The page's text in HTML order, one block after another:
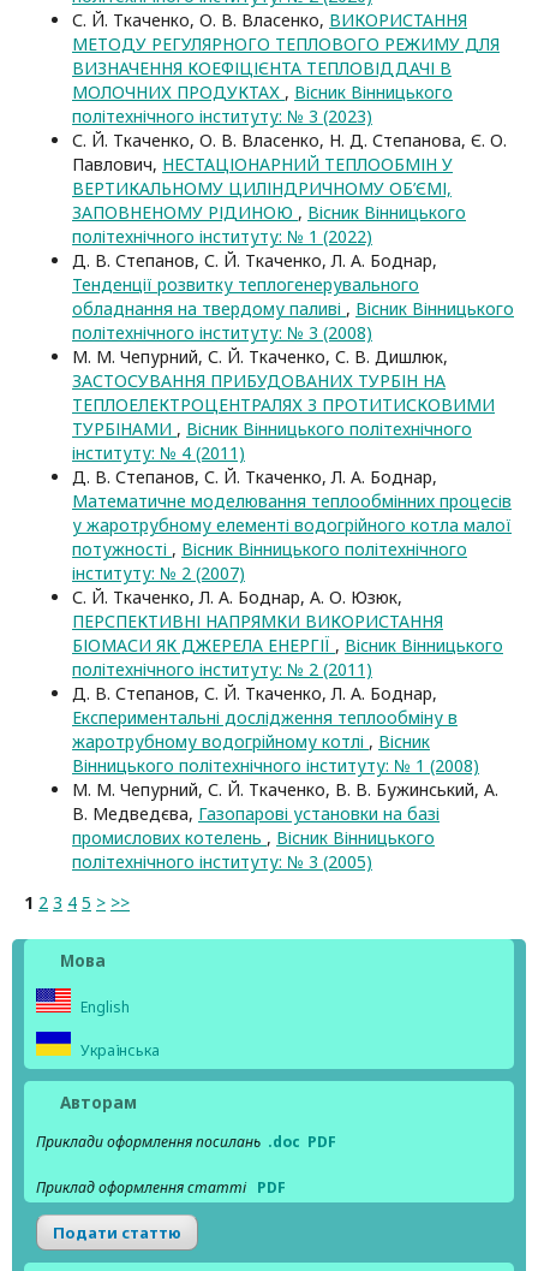
С. Й. Ткаченко, О. В. Власенко, ВИКОРИСТАННЯ
МЕТОДУ РЕГУЛЯРНОГО ТЕПЛОВОГО РЕЖИМУ ДЛЯ
ВИЗНАЧЕННЯ КОЕФІЦІЄНТА ТЕПЛОВІДДАЧІ В
МОЛОЧНИХ ПРОДУКТАХ , Вісник Вінницького
політехнічного інституту: № 3 (2023)
С. Й. Ткаченко, О. В. Власенко, Н. Д. Степанова, Є. О.
Павлович, НЕСТАЦІОНАРНИЙ ТЕПЛООБМІН У
ВЕРТИКАЛЬНОМУ ЦИЛІНДРИЧНОМУ ОБ’ЄМІ,
ЗАПОВНЕНОМУ РІДИНОЮ , Вісник Вінницького
політехнічного інституту: № 1 (2022)
Д. В. Степанов, С. Й. Ткаченко, Л. А. Боднар,
Тенденції розвитку теплогенерувального
обладнання на твердому паливі , Вісник Вінницького
політехнічного інституту: № 3 (2008)
М. М. Чепурний, С. Й. Ткаченко, С. В. Дишлюк,
ЗАСТОСУВАННЯ ПРИБУДОВАНИХ ТУРБІН НА
ТЕПЛОЕЛЕКТРОЦЕНТРАЛЯХ З ПРОТИТИСКОВИМИ
ТУРБІНАМИ , Вісник Вінницького політехнічного
інституту: № 4 (2011)
Д. В. Степанов, С. Й. Ткаченко, Л. А. Боднар,
Математичне моделювання теплообмінних процесів
у жаротрубному елементі водогрійного котла малої
потужності , Вісник Вінницького політехнічного
інституту: № 2 (2007)
С. Й. Ткаченко, Л. А. Боднар, А. О. Юзюк,
ПЕРСПЕКТИВНІ НАПРЯМКИ ВИКОРИСТАННЯ
БІОМАСИ ЯК ДЖЕРЕЛА ЕНЕРГІЇ , Вісник Вінницького
політехнічного інституту: № 2 (2011)
Д. В. Степанов, С. Й. Ткаченко, Л. А. Боднар,
Експериментальні дослідження теплообміну в
жаротрубному водогрійному котлі , Вісник
Вінницького політехнічного інституту: № 1 (2008)
М. М. Чепурний, С. Й. Ткаченко, В. В. Бужинський, А.
В. Медведєва, Газопарові установки на базі
промислових котелень , Вісник Вінницького
політехнічного інституту: № 3 (2005)
1 2 3 4 5 > >>
Мова
English
Українська
Авторам
Приклади оформлення посилань .doc PDF
Приклад оформлення статті PDF
Подати статтю